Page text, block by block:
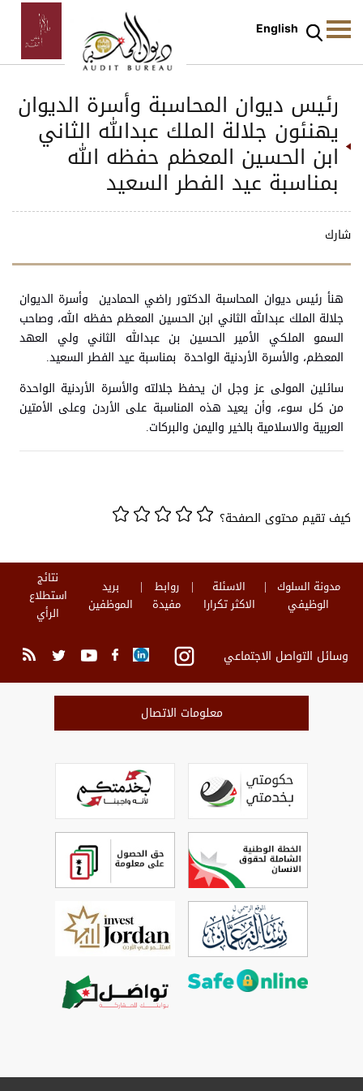
English
رئيس ديوان المحاسبة وأسرة الديوان
يهنئون جلالة الملك عبدالله الثاني
ابن الحسين المعظم حفظه الله
بمناسبة عيد الفطر السعيد
شارك
هنأ رئيس ديوان المحاسبة الدكتور راضي الحمادين وأسرة الديوان
جلالة الملك عبدالله الثاني ابن الحسين المعظم حفظه الله، وصاحب
السمو الملكي الأمير الحسين بن عبدالله الثاني ولي العهد
المعظم، والأسرة الأردنية الواحدة بمناسبة عيد الفطر السعيد.
سائلين المولى عز وجل ان يحفظ جلالته والأسرة الأردنية الواحدة
من كل سوء، وأن يعيد هذه المناسبة على الأردن وعلى الأمتين
العربية والاسلامية بالخير واليمن والبركات.
كيف تقيم محتوى الصفحة؟
مدونة السلوك
الوظيفي
الاسئلة
الاكثر تكرارا
روابط
مفيدة
بريد
الموظفين
نتائج
استطلاع
الرأي
وسائل التواصل الاجتماعي
معلومات الاتصال